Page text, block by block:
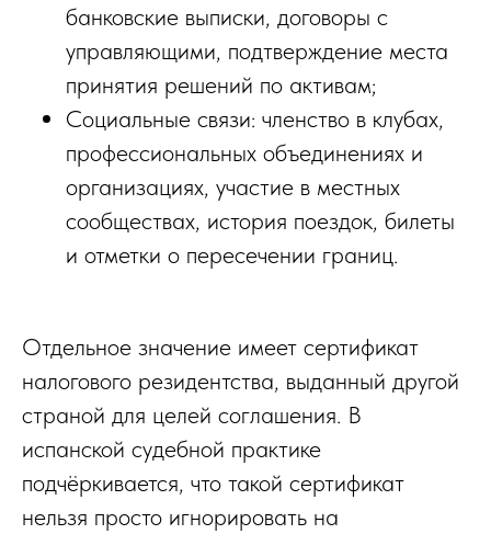
банковские выписки, договоры с
управляющими, подтверждение места
принятия решений по активам;
Социальные связи: членство в клубах,
профессиональных объединениях и
организациях, участие в местных
сообществах, история поездок, билеты
и отметки о пересечении границ.
Отдельное значение имеет сертификат
налогового резидентства, выданный другой
страной для целей соглашения. В
испанской судебной практике
подчёркивается, что такой сертификат
нельзя просто игнорировать на